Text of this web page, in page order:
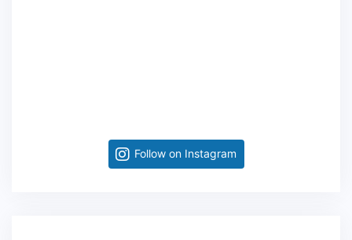
Follow on Instagram